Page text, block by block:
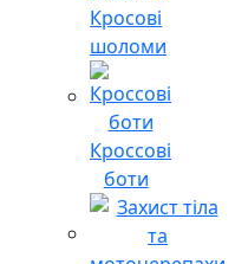
Кросові
шоломи
Кроссові
боти